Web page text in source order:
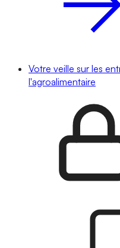
Votre veille sur les
l'agroalimentaire